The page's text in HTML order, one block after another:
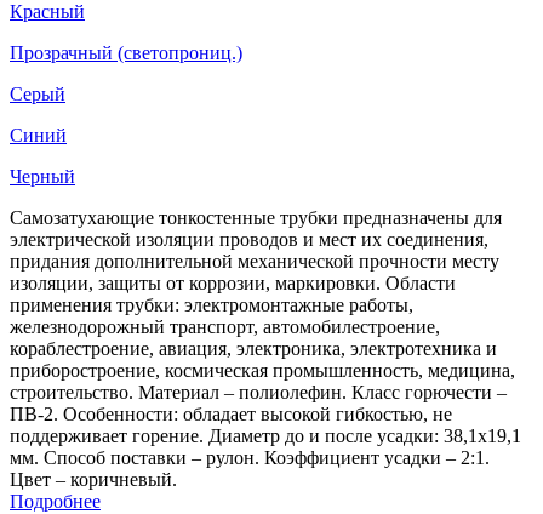
Красный
Прозрачный (светопрониц.)
Серый
Синий
Черный
Самозатухающие тонкостенные трубки предназначены для
электрической изоляции проводов и мест их соединения,
придания дополнительной механической прочности месту
изоляции, защиты от коррозии, маркировки. Области
применения трубки: электромонтажные работы,
железнодорожный транспорт, автомобилестроение,
кораблестроение, авиация, электроника, электротехника и
приборостроение, космическая промышленность, медицина,
строительство. Материал – полиолефин. Класс горючести –
ПВ-2. Особенности: обладает высокой гибкостью, не
поддерживает горение. Диаметр до и после усадки: 38,1х19,1
мм. Способ поставки – рулон. Коэффициент усадки – 2:1.
Цвет – коричневый.
Подробнее